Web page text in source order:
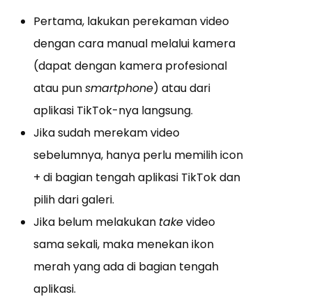
Pertama, lakukan perekaman video
dengan cara manual melalui kamera
(dapat dengan kamera profesional
atau punsmartphone) atau dari
aplikasi TikTok-nya langsung.
Jika sudah merekam video
sebelumnya, hanya perlu memilih icon
+ di bagian tengah aplikasi TikTok dan
pilih dari galeri.
Jika belum melakukan takevideo
sama sekali, maka menekan ikon
merah yang ada di bagian tengah
aplikasi.